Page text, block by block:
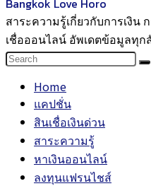
Bangkok Love Horo
สาระความรู้เกี่ยวกับการเงิ
เชื่อออนไลน์ อัพเดตข้อมูลทุก
Home
แคปชั่น
สินเชื่อเงินด่วน
สาระความรู้
หาเงินออนไลน์
ลงทุนแฟรนไชส์